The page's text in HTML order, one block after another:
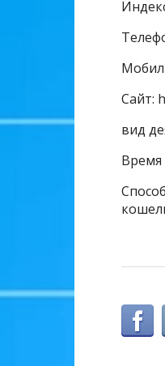
Сайт:
вид
Время